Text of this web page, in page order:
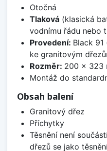
Otočná
Tlaková(klasická
vodnímu řádu nebo
Provedení: Black
ke granitovým
Rozměr: 200 x 323
Montáž do
Obsah balení
Granitový dřez
Příchytky
Těsnění není
dřezů se jako